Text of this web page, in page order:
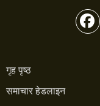
गृह पृष्ठ
समाचार हेडलाइन